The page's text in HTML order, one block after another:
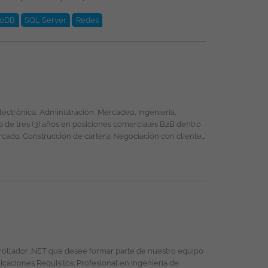
SQL Server
Redes
.NET que desee formar parte de nuestro equipo